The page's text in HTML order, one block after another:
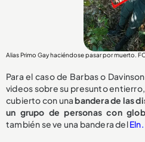
Alias Primo Gay haciéndose pasar por muerto.
Para el caso de Barbas o
videos sobre su presunto
cubierto con unabandera de las
un grupo de personas con
también se ve una bandera delEln.